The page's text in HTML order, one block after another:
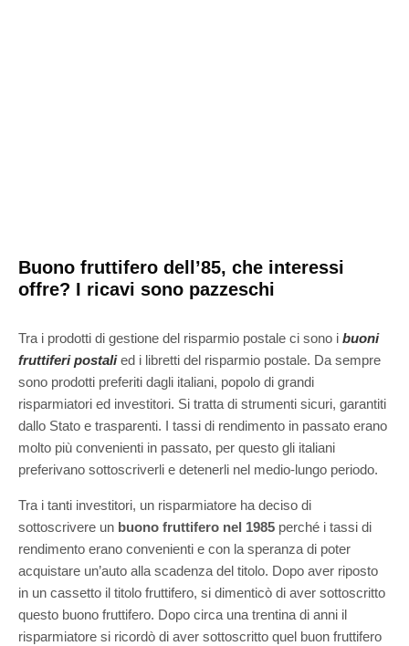
Buono fruttifero dell’85, che interessi
offre? I ricavi sono pazzeschi
Tra i prodotti di gestione del risparmio postale ci sono i buoni
fruttiferi postalied i libretti del risparmio postale. Da sempre
sono prodotti preferiti dagli italiani, popolo di grandi
risparmiatori ed investitori. Si tratta di strumenti sicuri, garantiti
dallo Stato e trasparenti. I tassi di rendimento in passato erano
molto più convenienti in passato, per questo gli italiani
preferivano sottoscriverli e detenerli nel medio-lungo periodo.
Tra i tanti investitori, un risparmiatore ha deciso di
sottoscrivere un buono fruttifero nel 1985 perché i tassi di
rendimento erano convenienti e con la speranza di poter
acquistare un’auto alla scadenza del titolo. Dopo aver riposto
in un cassetto il titolo fruttifero, si dimenticò di aver sottoscritto
questo buono fruttifero. Dopo circa una trentina di anni il
risparmiatore si ricordò di aver sottoscritto quel buon fruttifero